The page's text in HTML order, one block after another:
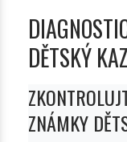
DĚTSKÝ KAZ
ZNÁMKY